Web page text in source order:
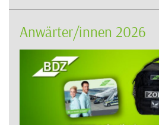
Anwärter/innen 2026